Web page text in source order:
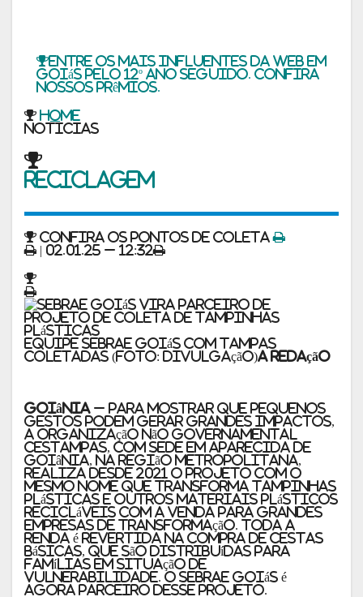
Entre os mais influentes da web em
Goiás pelo 12º ano seguido. Confira
nossos prêmios.
Home
noticias
Reciclagem
Confira os pontos de coleta
| 02.01.25 – 12:32
Equipe Sebrae Goiás com tampas
coletadas (Foto: divulgação)A Redação
Goiânia – Para mostrar que pequenos
gestos podem gerar grandes impactos,
a organização não governamental
Cestampas, com sede em Aparecida de
Goiânia, na Região Metropolitana,
realiza desde 2021 o projeto com o
mesmo nome que transforma tampinhas
plásticas e outros materiais plásticos
recicláveis com a venda para grandes
empresas de transformação. Toda a
renda é revertida na compra de cestas
básicas, que são distribuídas para
famílias em situação de
vulnerabilidade. O Sebrae Goiás é
agora parceiro desse projeto.